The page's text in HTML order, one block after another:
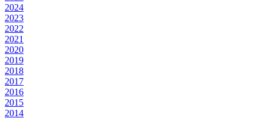
2024
2023
2022
2021
2020
2019
2018
2017
2016
2015
2014